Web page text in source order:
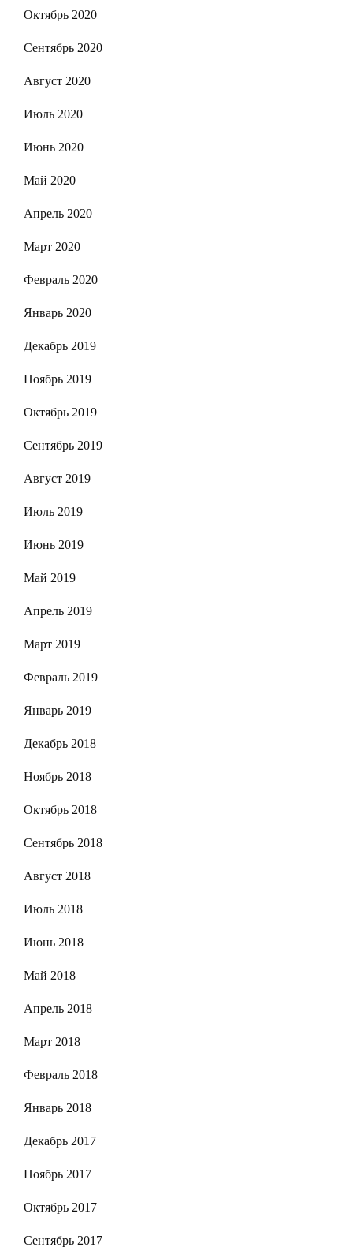
Октябрь 2020
Сентябрь 2020
Август 2020
Июль 2020
Июнь 2020
Май 2020
Апрель 2020
Март 2020
Февраль 2020
Январь 2020
Декабрь 2019
Ноябрь 2019
Октябрь 2019
Сентябрь 2019
Август 2019
Июль 2019
Июнь 2019
Май 2019
Апрель 2019
Март 2019
Февраль 2019
Январь 2019
Декабрь 2018
Ноябрь 2018
Октябрь 2018
Сентябрь 2018
Август 2018
Июль 2018
Июнь 2018
Май 2018
Апрель 2018
Март 2018
Февраль 2018
Январь 2018
Декабрь 2017
Ноябрь 2017
Октябрь 2017
Сентябрь 2017